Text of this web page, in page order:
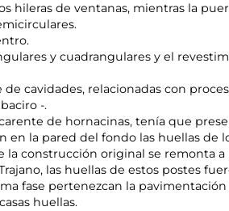
hileras de ventanas, mientras la
y cuadrangulares y el
cavidades, relacionadas con
-.
de hornacinas, tenía que
en la pared del fondo las huellas de
la construcción original se remonta a
las huellas de estos postes
fase pertenezcan la pavimentación
huellas.